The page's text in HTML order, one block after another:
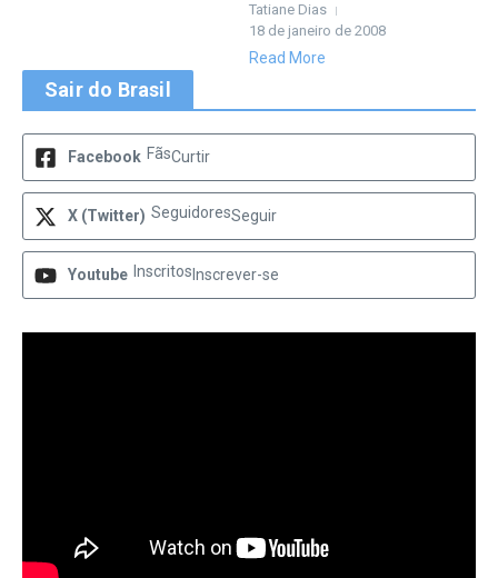
Tatiane Dias
18 de janeiro de 2008
Read More
Sair do Brasil
Facebook FãsCurtir
X (Twitter) SeguidoresSeguir
Youtube Inscritos Inscrever-se